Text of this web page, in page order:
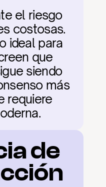
el riesgo
costosas.
ideal para
que
siendo
más
requiere
de